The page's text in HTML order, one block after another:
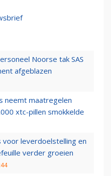
Noorse tak SAS
afgeblazen
neemt maatregelen
xtc-pillen smokkelde
voor leverdoelstelling en
verder groeien